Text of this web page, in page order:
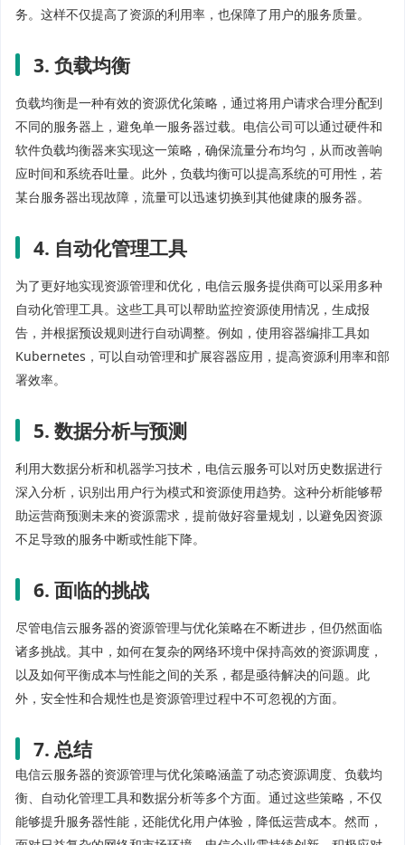
务。这样不仅提高了资源的利用率，也保障了用户的服务质量。
3. 负载均衡
负载均衡是一种有效的资源优化策略，通过将用户请求合理分配到
不同的服务器上，避免单一服务器过载。电信公司可以通过硬件和
软件负载均衡器来实现这一策略，确保流量分布均匀，从而改善响
应时间和系统吞吐量。此外，负载均衡可以提高系统的可用性，若
某台服务器出现故障，流量可以迅速切换到其他健康的服务器。
4. 自动化管理工具
为了更好地实现资源管理和优化，电信云服务提供商可以采用多种
自动化管理工具。这些工具可以帮助监控资源使用情况，生成报
告，并根据预设规则进行自动调整。例如，使用容器编排工具如
Kubernetes，可以自动管理和扩展容器应用，提高资源利用率和部
署效率。
5. 数据分析与预测
利用大数据分析和机器学习技术，电信云服务可以对历史数据进行
深入分析，识别出用户行为模式和资源使用趋势。这种分析能够帮
助运营商预测未来的资源需求，提前做好容量规划，以避免因资源
不足导致的服务中断或性能下降。
6. 面临的挑战
尽管电信云服务器的资源管理与优化策略在不断进步，但仍然面临
诸多挑战。其中，如何在复杂的网络环境中保持高效的资源调度，
以及如何平衡成本与性能之间的关系，都是亟待解决的问题。此
外，安全性和合规性也是资源管理过程中不可忽视的方面。
7. 总结
电信云服务器的资源管理与优化策略涵盖了动态资源调度、负载均
衡、自动化管理工具和数据分析等多个方面。通过这些策略，不仅
能够提升服务器性能，还能优化用户体验，降低运营成本。然而，